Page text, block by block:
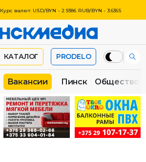
Курс валют: USD/BYN - 2.9386 RUB/BYN - 3.6365
КАТАЛОГ PRODELO
Вакансии Пинск Общество